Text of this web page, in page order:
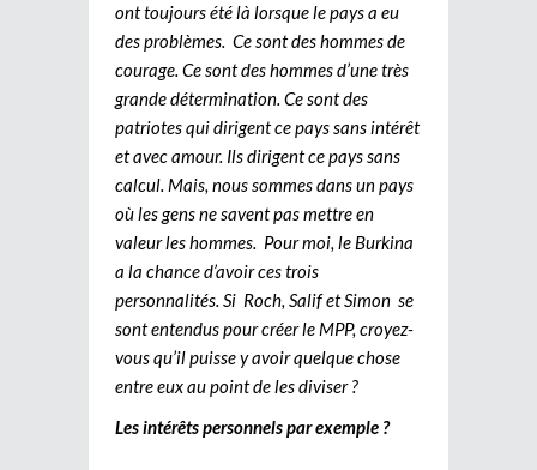
ont toujours été là lorsque le pays a eu
des problèmes. Ce sont des hommes de
courage. Ce sont des hommes d’une très
grande détermination. Ce sont des
patriotes qui dirigent ce pays sans intérêt
et avec amour. Ils dirigent ce pays sans
calcul. Mais, nous sommes dans un pays
où les gens ne savent pas mettre en
valeur les hommes. Pour moi, le Burkina
a la chance d’avoir ces trois
personnalités. Si Roch, Salif et Simon se
sont entendus pour créer le MPP, croyez-
vous qu’il puisse y avoir quelque chose
entre eux au point de les diviser ?
Les intérêts personnels par exemple ?